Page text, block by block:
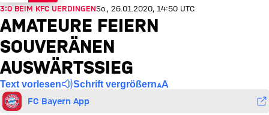
3:0 BEIM KFC UERDINGENSo., 26.01.2020, 14:50 UTC
AMATEURE FEIERN
SOUVERÄNEN
AUSWÄRTSSIEG
Text vorlesen Schrift vergrößern
FC Bayern App